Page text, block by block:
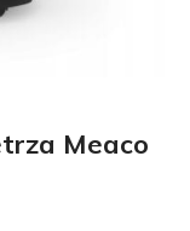
Meaco